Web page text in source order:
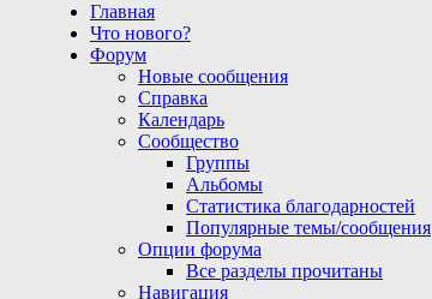
Главная
Что нового?
Форум
Новые сообщения
Справка
Календарь
Сообщество
Группы
Альбомы
Статистика благодарностей
Популярные темы/сообщения
Опции форума
Все разделы прочитаны
Навигация